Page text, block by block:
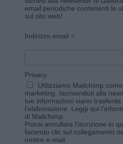
email periodiche contenenti le
sul sito web!
Indirizzo email *
Privacy
Utilizziamo Mailchimp
marketing. Iscrivendoti alla
tue informazioni siano
l'elaborazione. Leggi qui
di Mailchimp
Potrai annullare l'iscrizione in
facendo clic sul collegamento
nostre e-mail.